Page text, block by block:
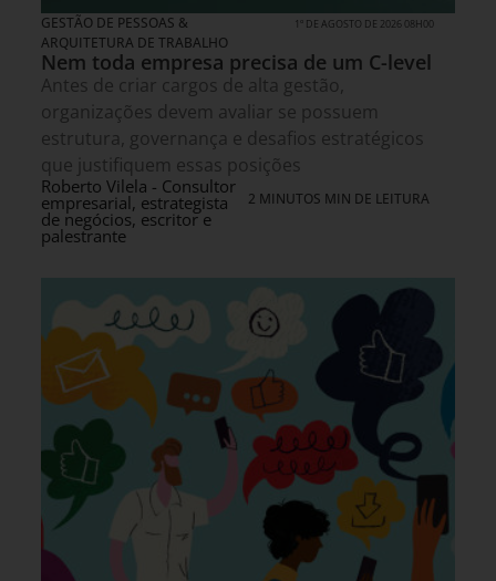
GESTÃO DE PESSOAS &
ARQUITETURA DE TRABALHO
1º DE AGOSTO DE 2026 08H00
Nem toda empresa precisa de um C-level
Antes de criar cargos de alta gestão,
organizações devem avaliar se possuem
estrutura, governança e desafios estratégicos
que justifiquem essas posições
Roberto Vilela - Consultor
empresarial, estrategista
de negócios, escritor e
palestrante
2 MINUTOS MIN DE LEITURA